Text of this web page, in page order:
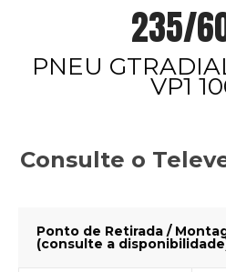
235/
PNEU
VP1
Consulte o
Ponto de Retirada /
(consulte a